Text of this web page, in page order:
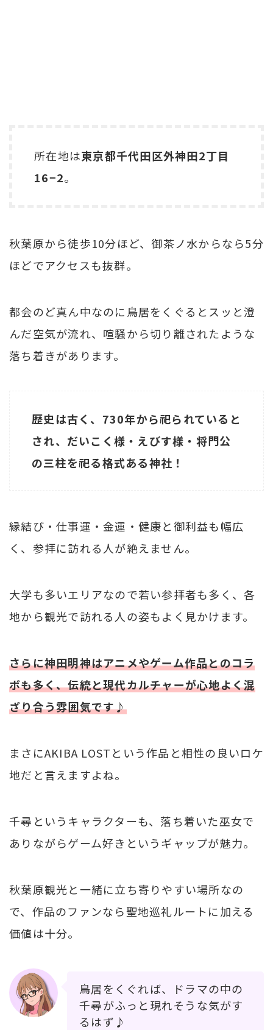
所在地は東京都千代田区外神田2丁目
16−2。
秋葉原から徒歩10分ほど、御茶ノ水からなら5分
ほどでアクセスも抜群。
都会のど真ん中なのに鳥居をくぐるとスッと澄
んだ空気が流れ、喧騒から切り離されたような
落ち着きがあります。
歴史は古く、730年から祀られていると
され、だいこく様・えびす様・将門公
の三柱を祀る格式ある神社！
縁結び・仕事運・金運・健康と御利益も幅広
く、参拝に訪れる人が絶えません。
大学も多いエリアなので若い参拝者も多く、各
地から観光で訪れる人の姿もよく見かけます。
さらに神田明神はアニメやゲーム作品とのコラ
ボも多く、伝統と現代カルチャーが心地よく混
ざり合う雰囲気です♪
まさにAKIBA LOSTという作品と相性の良いロケ
地だと言えますよね。
千尋というキャラクターも、落ち着いた巫女で
ありながらゲーム好きというギャップが魅力。
秋葉原観光と一緒に立ち寄りやすい場所なの
で、作品のファンなら聖地巡礼ルートに加える
価値は十分。
鳥居をくぐれば、ドラマの中の
千尋がふっと現れそうな気がす
るはず♪